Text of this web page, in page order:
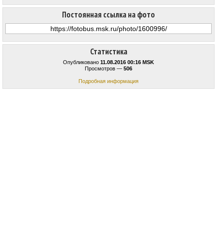
Статистика
Опубликовано 11.08.2016 00:16 MSK
Просмотров — 506
Подробная информация
Постоянная ссылка на фото